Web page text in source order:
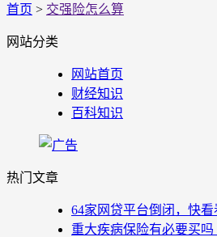
首页 > 交强险怎么算
网站分类
网站首页
财经知识
百科知识
热门文章
64家网贷平台倒闭，快看
重大疾病保险有必要买